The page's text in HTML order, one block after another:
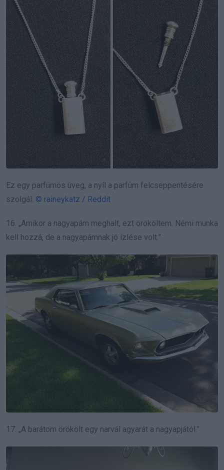
Ez egy parfümös üveg, a nyíl a parfüm felcseppentésére
szolgál. © raineykatz / Reddit
16. „Amikor a nagyapám meghalt, ezt örököltem. Némi munka
kell hozzá, de a nagyapámnak jó ízlése volt.”
17. „A barátom örökölt egy narvál agyarát a nagyapjától.”